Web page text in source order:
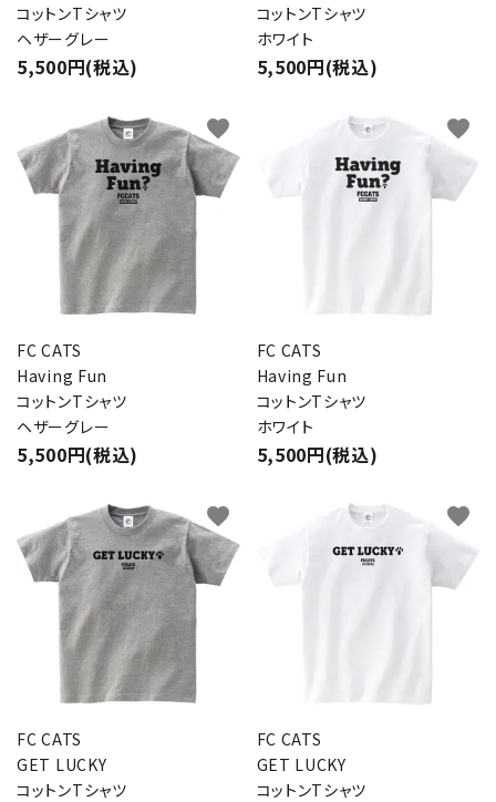
コットンTシャツ
ヘザーグレー
5,500円(税込)
コットンTシャツ
ホワイト
5,500円(税込)
FC CATS
Having Fun
コットンTシャツ
ヘザーグレー
5,500円(税込)
favorite
FC CATS
Having Fun
コットンTシャツ
ホワイト
5,500円(税込)
favorite
FC CATS
GET LUCKY
コットンTシャツ
favorite
FC CATS
GET LUCKY
コットンTシャツ
favorite